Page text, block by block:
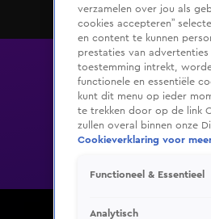
verzamelen over jou als
cookies accepteren”
en content te kunnen
prestaties van advertenties
toestemming intrekt,
functionele en essentiële
kunt dit menu op ieder
te trekken door op de link
zullen overal binnen onze
Cookieverklaring voor
Functioneel & Essentieel
Analytisch